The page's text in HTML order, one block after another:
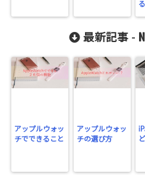
最新記事 -
アップルウォッ
チでできること
アップルウォッ
チの選び方